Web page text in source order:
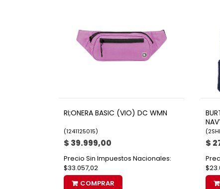
RI;ONERA BASIC (VIO) DC WMN
(1241125015)
$ 39.999,00
Precio Sin Impuestos Nacionales:
$33.057,02
COMPRAR
(
$